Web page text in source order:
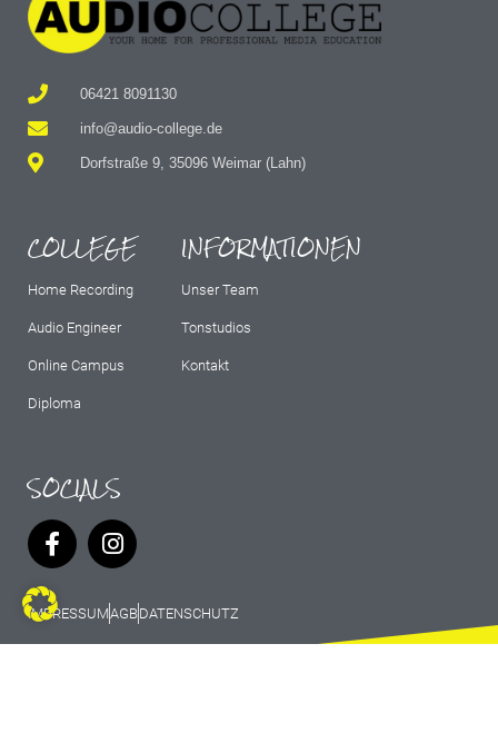
06421 8091130
info@audio-college.de
Dorfstraße 9, 35096 Weimar (Lahn)
COLLEGE
Home Recording
Audio Engineer
Online Campus
Diploma
INFORMATIONEN
Unser Team
Tonstudios
Kontakt
SOCIALS
IMPRESSUMAGBDATENSCHUTZ